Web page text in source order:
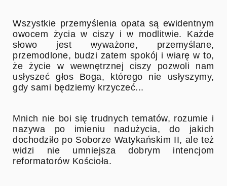
Wszystkie przemyślenia opata są ewidentnym
owocem życia w ciszy i w modlitwie. Każde
słowo jest wyważone, przemyślane,
przemodlone, budzi zatem spokój i wiarę w to,
że życie w wewnętrznej ciszy pozwoli nam
usłyszeć głos Boga, którego nie usłyszymy,
gdy sami będziemy krzyczeć...
Mnich nie boi się trudnych tematów, rozumie i
nazywa po imieniu nadużycia, do jakich
dochodziło po Soborze Watykańskim II, ale też
widzi nie umniejsza dobrym intencjom
reformatorów Kościoła.